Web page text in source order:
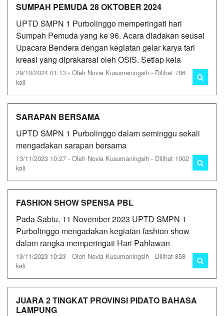
SUMPAH PEMUDA 28 OKTOBER 2024
UPTD SMPN 1 Purbolinggo memperingati hari
Sumpah Pemuda yang ke 96. Acara diadakan seusai
Upacara Bendera dengan kegiatan gelar karya tari
kreasi yang diprakarsai oleh OSIS. Setiap kela
29/10/2024 01:13 - Oleh Novia Kusumaningsih - Dilihat 786
kali
SARAPAN BERSAMA
UPTD SMPN 1 Purbolinggo dalam seminggu sekali
mengadakan sarapan bersama
13/11/2023 10:27 - Oleh Novia Kusumaningsih - Dilihat 1002
kali
FASHION SHOW SPENSA PBL
Pada Sabtu, 11 November 2023 UPTD SMPN 1
Purbolinggo mengadakan kegiatan fashion show
dalam rangka memperingati Hari Pahlawan
13/11/2023 10:23 - Oleh Novia Kusumaningsih - Dilihat 858
kali
JUARA 2 TINGKAT PROVINSI PIDATO BAHASA
LAMPUNG